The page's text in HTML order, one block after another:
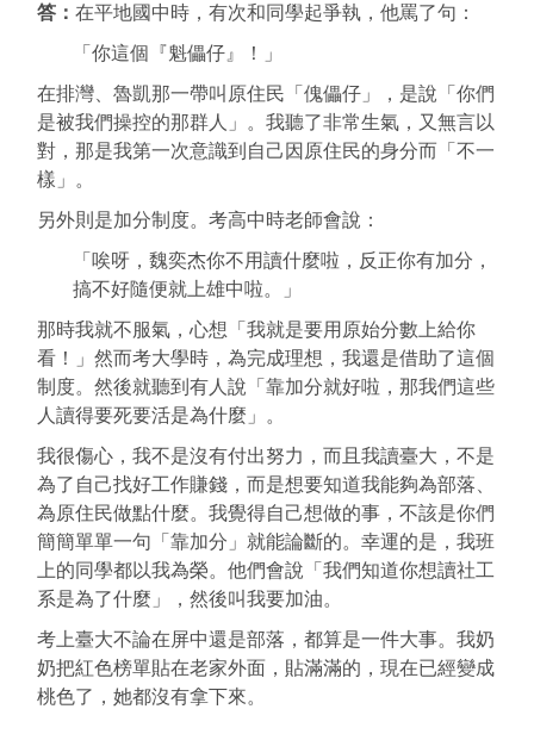
答：在平地國中時，有次和同學起爭執，他罵了句：
「你這個『魁儡仔』！」
在排灣、魯凱那一帶叫原住民「傀儡仔」，是說「你們
是被我們操控的那群人」。我聽了非常生氣，又無言以
對，那是我第一次意識到自己因原住民的身分而「不一
樣」。
另外則是加分制度。考高中時老師會說：
「唉呀，魏奕杰你不用讀什麼啦，反正你有加分，
搞不好隨便就上雄中啦。」
那時我就不服氣，心想「我就是要用原始分數上給你
看！」然而考大學時，為完成理想，我還是借助了這個
制度。然後就聽到有人說「靠加分就好啦，那我們這些
人讀得要死要活是為什麼」。
我很傷心，我不是沒有付出努力，而且我讀臺大，不是
為了自己找好工作賺錢，而是想要知道我能夠為部落、
為原住民做點什麼。我覺得自己想做的事，不該是你們
簡簡單單一句「靠加分」就能論斷的。幸運的是，我班
上的同學都以我為榮。他們會說「我們知道你想讀社工
系是為了什麼」，然後叫我要加油。
考上臺大不論在屏中還是部落，都算是一件大事。我奶
奶把紅色榜單貼在老家外面，貼滿滿的，現在已經變成
桃色了，她都沒有拿下來。